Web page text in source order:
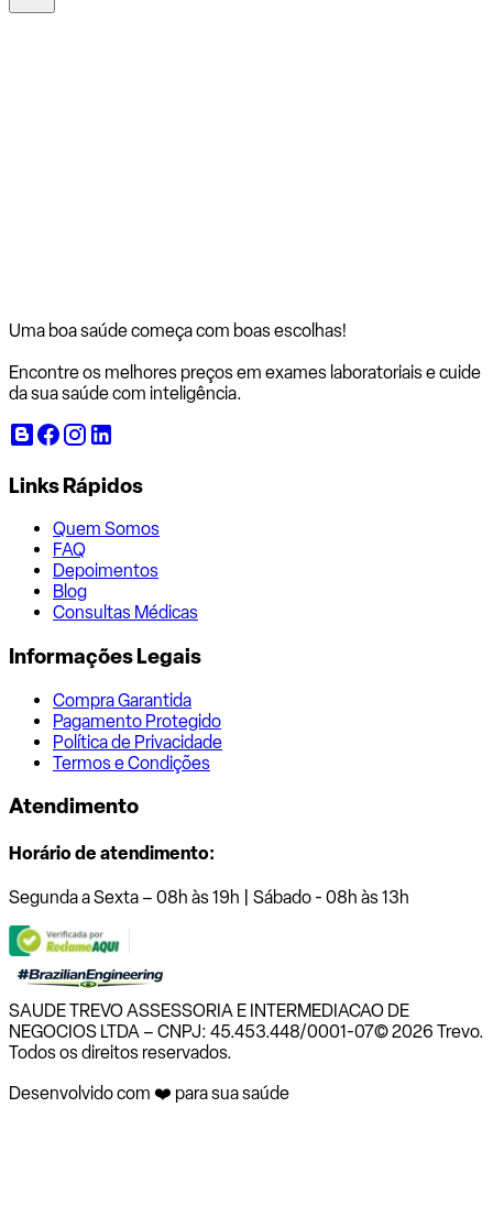
Uma boa saúde começa com boas escolhas!
Encontre os melhores preços em exames laboratoriais e cuide
da sua saúde com inteligência.
Links Rápidos
Quem Somos
FAQ
Depoimentos
Blog
Consultas Médicas
Informações Legais
Compra Garantida
Pagamento Protegido
Política de Privacidade
Termos e Condições
Atendimento
Horário de atendimento:
Segunda a Sexta – 08h às 19h | Sábado - 08h às 13h
SAUDE TREVO ASSESSORIA E INTERMEDIACAO DE
NEGOCIOS LTDA – CNPJ: 45.453.448/0001-07© 2026 Trevo.
Todos os direitos reservados.
Desenvolvido com ❤️ para sua saúde